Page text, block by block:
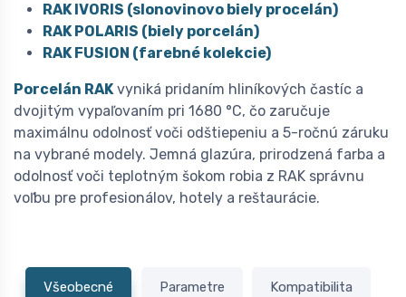
RAK IVORIS (slonovinovo biely procelán)
RAK POLARIS (biely porcelán)
RAK FUSION (farebné kolekcie)
Porcelán RAKvyniká pridaním hliníkových častíc a
dvojitým vypaľovaním pri 1680 °C, čo zaručuje
maximálnu odolnosť voči odštiepeniu a 5-ročnú záruku
na vybrané modely. Jemná glazúra, prirodzená farba a
odolnosť voči teplotným šokom robia z RAK správnu
voľbu pre profesionálov, hotely a reštaurácie.
Všeobecné Parametre Kompatibilita